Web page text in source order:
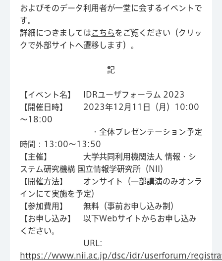
およびそのデータ利用者が一堂に会するイベントで
す。
詳細につきましてはこちらをご覧ください（クリッ
クで外部サイトへ遷移します）。
記
【イベント名】 IDRユーザフォーラム 2023
【開催日時】 2023年12月11日（月）10:00
～18:00
・全体プレゼンテーション予定
時間：13:00～13:50
【主催】 大学共同利用機関法人 情報・シ
ステム研究機構 国立情報学研究所（NII）
【開催方法】 オンサイト（一部講演のみオンラ
インにて実施を予定）
【参加費用】 無料（事前お申し込み制）
【お申し込み】 以下Webサイトからお申し込み
ください。
URL:
https://www.nii.ac.jp/dsc/idr/userforum/